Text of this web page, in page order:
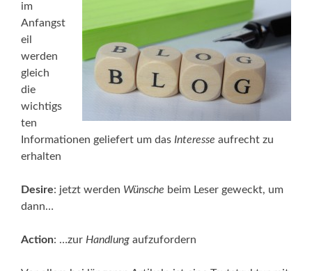
im
Anfangst
eil
werden
gleich
die
wichtigs
ten
Informationen geliefert um das Interesse aufrecht zu
erhalten
Desire: jetzt werden Wünsche beim Leser geweckt, um
dann…
Action: …zur Handlung aufzufordern